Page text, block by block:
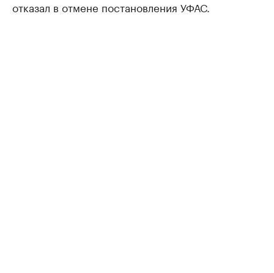
отказал в отмене постановления УФАС.